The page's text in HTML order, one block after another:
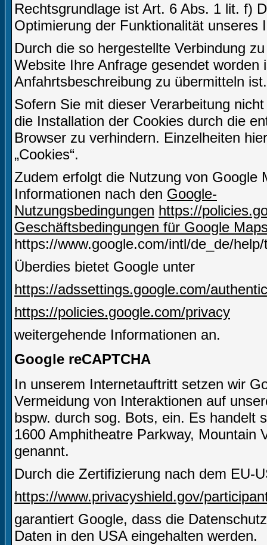
Rechtsgrundlage ist Art. 6 Abs. 1 lit. f)
Optimierung der Funktionalität unseres
Durch die so hergestellte Verbindung
Website Ihre Anfrage gesendet
Anfahrtsbeschreibung zu übermitteln ist.
Sofern Sie mit dieser Verarbeitung
die Installation der Cookies durch die
Browser zu verhindern. Einzelheiten
„Cookies“.
Zudem erfolgt die Nutzung von Google
Informationen nach den Google-
Nutzungsbedingungen https://
Geschäftsbedingungen für Google
https://www.google.com/intl/de_de/
Überdies bietet Google unter
https://adssettings.google.com/
https://policies.google.com/privacy
weitergehende Informationen an.
Google reCAPTCHA
In unserem Internetauftritt setzen wir
Vermeidung von Interaktionen auf
bspw. durch sog. Bots, ein. Es handelt
1600 Amphitheatre Parkway, Mountain
genannt.
Durch die Zertifizierung nach dem EU-
https://www.privacyshield.gov/
garantiert Google, dass die
Daten in den USA eingehalten werden.